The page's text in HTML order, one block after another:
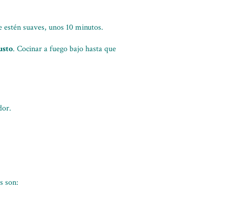
estén suaves, unos 10 minutos.
. Cocinar a fuego bajo hasta que
son: